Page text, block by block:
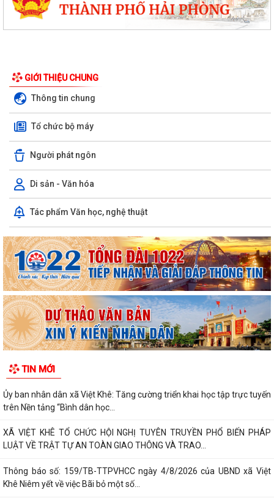
GIỚI THIỆU CHUNG
Thông tin chung
Tổ chức bộ máy
Người phát ngôn
Di sản - Văn hóa
Tác phẩm Văn học, nghệ thuật
TIN MỚI
Ủy ban nhân dân xã Việt Khê: Tăng cường triển khai học tập trực tuyến
trên Nền tảng “Bình dân học...
XÃ VIỆT KHÊ TỔ CHỨC HỘI NGHỊ TUYÊN TRUYỀN PHỔ BIẾN PHÁP
LUẬT VỀ TRẬT TỰ AN TOÀN GIAO THÔNG VÀ TRAO...
Thông báo số: 159/TB-TTPVHCC ngày 4/8/2026 của UBND xã Việt
Khê Niêm yết về việc Bãi bỏ một số...